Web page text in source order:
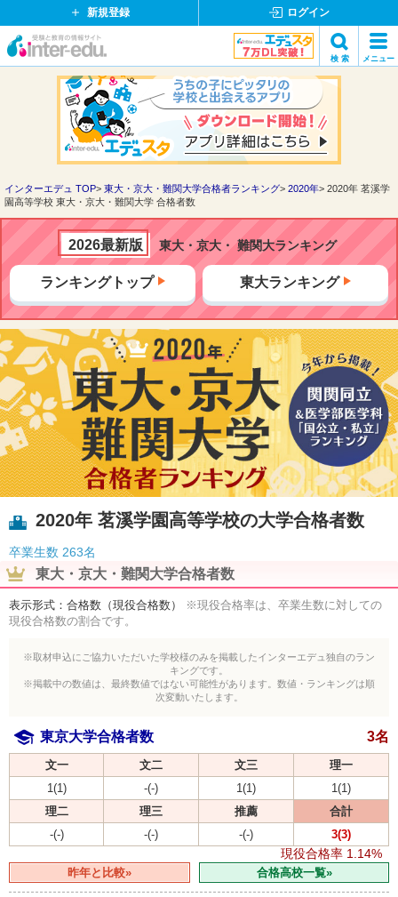
新規登録 ログイン
イ
ド
ッ
ト
検 索 メニュー
検索
インターエデュ TOP 東大・京大・難関大学合格者ランキング 2020年
2020年 茗溪学
園高等学校 東大・京大・難関大学 合格者数
2026最新版 東大・京大・ 難関大ランキング
ランキングトップ 東大ランキング
2020年 茗溪学園高等学校の大学合格者数
卒業生数 263名
東大・京大・難関大学合格者数
表示形式：合格数（現役合格数）
※現役合格率は、卒業生数に対しての
現役合格数の割合です。
※取材申込にご協力いただいた学校様のみを掲載したインターエデュ独自のラン
キングです。
※掲載中の数値は、最終数値ではない可能性があります。数値・ランキングは順
次変動いたします。
東京大学合格者数 3名
文一 文二 文三
理一
1(1)
-(-) 1(1)
1(1)
理二
理三 推薦
合計
-(-)
-(-) -(-) 3(3)
現役合格率 1.14%
昨年と比較» 合格高校一覧»